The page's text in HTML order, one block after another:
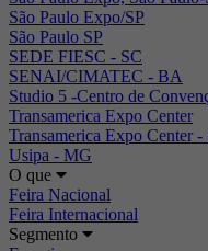
São Paulo Expo/SP
São Paulo SP
SEDE FIESC - SC
SENAI/CIMATEC - BA
Studio 5 -Centro de
Transamerica Expo Center
Transamerica Expo Center -
Usipa - MG
O que
Feira Nacional
Feira Internacional
Segmento